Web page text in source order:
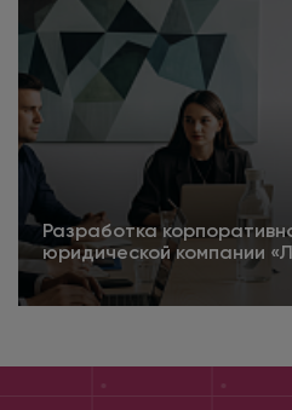
Разработка
юридической компании
Подробнее